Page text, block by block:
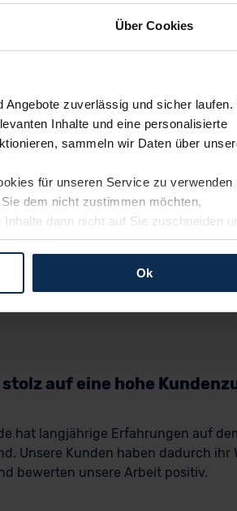
Über Cookies
zuverlässig und sicher laufen.
Inhalte und eine personalisierte
sammeln wir Daten über
für unseren Service zu verwenden
dem nicht zustimmen möchten,
dann nicht auf Sie zuschneiden
die Einstellungen jederzeit
Informationen zu den
Ok
stolz auf eine hohe
hat langjährige Erfahrungen auf
Unsere Kunden haben dadurch ihr
bewerten unsere Arbeit positiv.